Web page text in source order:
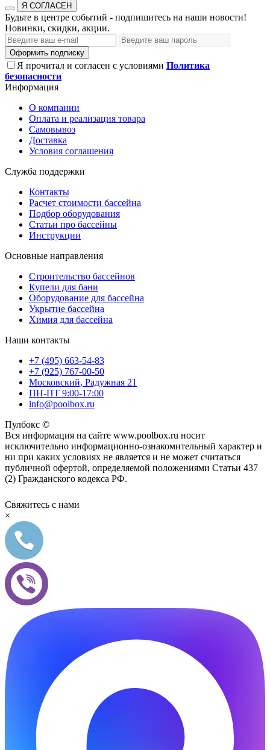
Я СОГЛАСЕН
Будьте в центре событий - подпишитесь на наши новости!
Новинки, скидки, акции.
Оформить подписку
Я прочитал и согласен с условиями Политика
безопасности
Информация
О компании
Оплата и реализация товара
Самовывоз
Доставка
Условия соглашения
Служба поддержки
Контакты
Расчет стоимости бассейна
Подбор оборудования
Статьи про бассейны
Инструкции
Основные направления
Строительство бассейнов
Купели для бани
Оборудование для бассейна
Укрытие бассейна
Химия для бассейна
Наши контакты
+7 (495) 663-54-83
+7 (925) 767-00-50
Московский, Радужная 21
ПН-ПТ 9:00-17:00
info@poolbox.ru
Пулбокс ©
Вся информация на сайте www.poolbox.ru носит
исключительно информационно-ознакомительный характер и
ни при каких условиях не является и не может считаться
публичной офертой, определяемой положениями Статьи 437
(2) Гражданского кодекса РФ.
Свяжитесь с нами
×